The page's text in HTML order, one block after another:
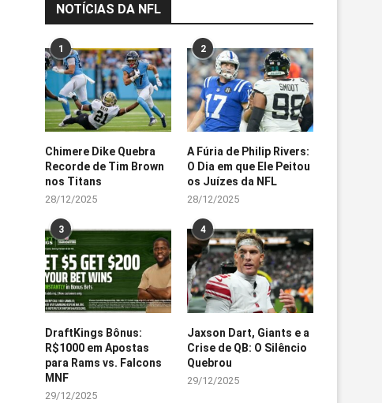
NOTÍCIAS DA NFL
1
Chimere Dike Quebra
Recorde de Tim Brown
nos Titans
28/12/2025
2
A Fúria de Philip Rivers:
O Dia em que Ele Peitou
os Juízes da NFL
28/12/2025
3
DraftKings Bônus:
R$1000 em Apostas
para Rams vs. Falcons
MNF
29/12/2025
4
Jaxson Dart, Giants e a
Crise de QB: O Silêncio
Quebrou
29/12/2025